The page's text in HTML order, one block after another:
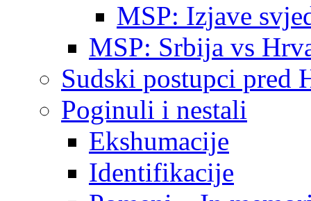
MSP: Izjave
MSP: Srbija vs
Sudski postupci pred
Poginuli i nestali
Ekshumacije
Identifikacije